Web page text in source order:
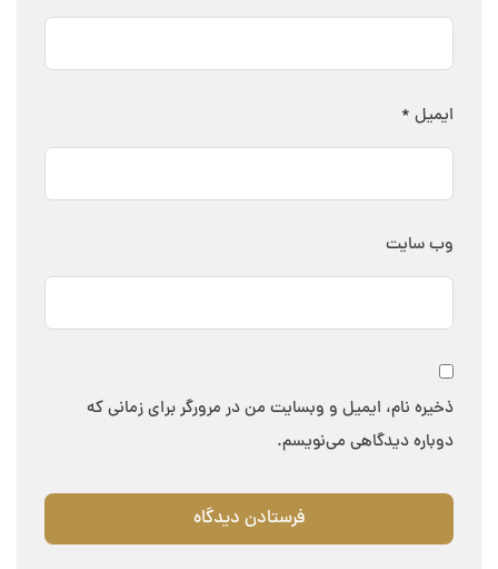
ایمیل *
وب‌ سایت
ذخیره نام، ایمیل و وبسایت من در مرورگر برای زمانی که
دوباره دیدگاهی می‌نویسم.